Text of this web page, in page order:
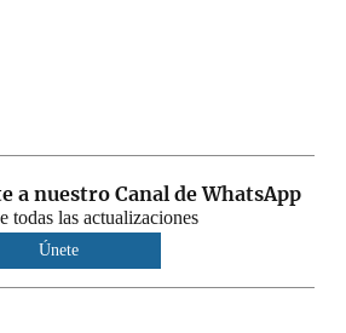
a nuestro Canal de WhatsApp
todas las actualizaciones
Únete